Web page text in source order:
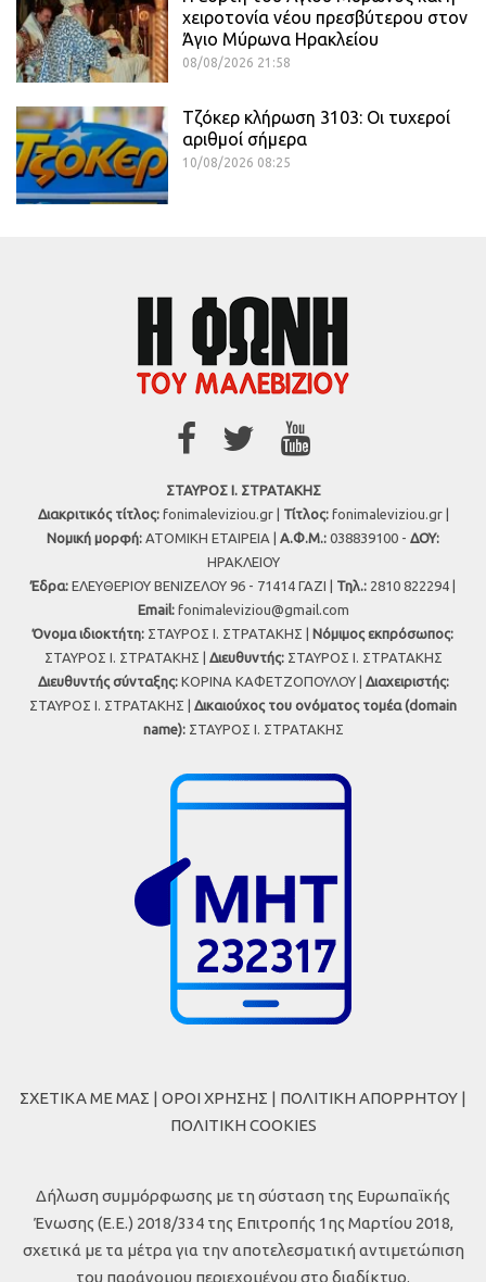
χειροτονία νέου πρεσβύτερου στον
Άγιο Μύρωνα Ηρακλείου
08/08/2026 21:58
Τζόκερ κλήρωση 3103: Οι τυχεροί
αριθμοί σήμερα
10/08/2026 08:25
ΣΤΑΥΡΟΣ Ι. ΣΤΡΑΤΑΚΗΣ
Διακριτικός τίτλος:fonimaleviziou.gr | Τίτλος:fonimaleviziou.gr |
Νομική μορφή: ΑΤΟΜΙΚΗ ΕΤΑΙΡΕΙΑ | Α.Φ.Μ.: 038839100 - ΔΟΥ:
ΗΡΑΚΛΕΙΟΥ
Έδρα: ΕΛΕΥΘΕΡΙΟΥ ΒΕΝΙΖΕΛΟΥ 96 - 71414 ΓΑΖΙ | Τηλ.: 2810 822294 |
Εmail: fonimaleviziou@gmail.com
Όνομα ιδιοκτήτη: ΣΤΑΥΡΟΣ Ι. ΣΤΡΑΤΑΚΗΣ | Νόμιμος εκπρόσωπος:
ΣΤΑΥΡΟΣ Ι. ΣΤΡΑΤΑΚΗΣ | Διευθυντής:ΣΤΑΥΡΟΣ Ι. ΣΤΡΑΤΑΚΗΣ
Διευθυντής σύνταξης:ΚΟΡΙΝΑ ΚΑΦΕΤΖΟΠΟΥΛΟΥ | Διαχειριστής:
ΣΤΑΥΡΟΣ Ι. ΣΤΡΑΤΑΚΗΣ | Δικαιούχος του ονόματος τομέα (domain
name):ΣΤΑΥΡΟΣ Ι. ΣΤΡΑΤΑΚΗΣ
ΣΧΕΤΙΚΑ ΜΕ ΜΑΣ | ΟΡΟΙ ΧΡΗΣΗΣ | ΠΟΛΙΤΙΚΗ ΑΠΟΡΡΗΤΟΥ |
ΠΟΛΙΤΙΚΗ COOKIES
Δήλωση συμμόρφωσης με τη σύσταση της Ευρωπαϊκής
Ένωσης (Ε.Ε.) 2018/334 της Επιτροπής 1ης Μαρτίου 2018,
σχετικά με τα μέτρα για την αποτελεσματική αντιμετώπιση
του παράνομου περιεχομένου στο διαδίκτυο.